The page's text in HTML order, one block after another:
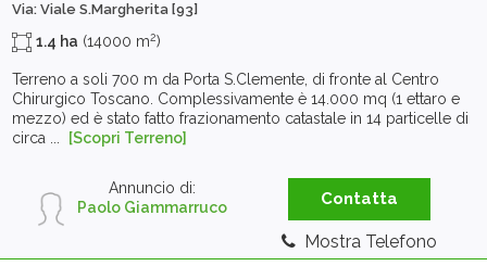
Via: Viale S.Margherita [93]
1.4 ha (14000 m2)
Terreno a soli 700 m da Porta S.Clemente, di fronte al Centro
Chirurgico Toscano. Complessivamente è 14.000 mq (1 ettaro e
mezzo) ed è stato fatto frazionamento catastale in 14 particelle di
circa ...
[Scopri Terreno]
Annuncio di:
Paolo Giammarruco
Contatta
Mostra Telefono